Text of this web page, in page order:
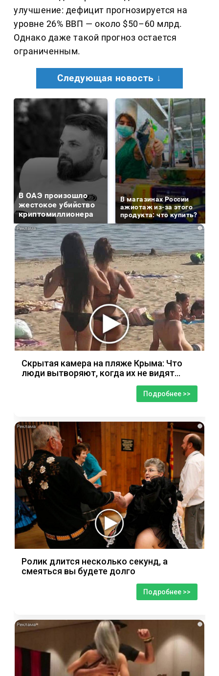
улучшение: дефицит прогнозируется на
уровне 26% ВВП — около $50–60 млрд.
Однако даже такой прогноз остается
ограниченным.
Следующая новость ↓
В ОАЭ произошло
жестокое убийство
криптомиллионера
В магазинах России
ажиотаж из-за этого
продукта: что купить?
i
Скрытая камера на пляже Крыма: Что
люди вытворяют, когда их не видят...
Подробнее >>
i
Ролик длится несколько секунд, а
смеяться вы будете долго
Подробнее >>
i